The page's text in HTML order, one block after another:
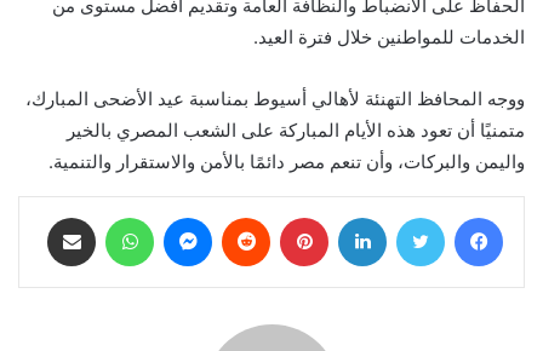
الحفاظ على الانضباط والنظافة العامة وتقديم أفضل مستوى من
الخدمات للمواطنين خلال فترة العيد.
ووجه المحافظ التهنئة لأهالي أسيوط بمناسبة عيد الأضحى المبارك،
متمنيًا أن تعود هذه الأيام المباركة على الشعب المصري بالخير
واليمن والبركات، وأن تنعم مصر دائمًا بالأمن والاستقرار والتنمية.
فيسبوك تويتر لينكدإن بينتيريست ماسنجر واتساب